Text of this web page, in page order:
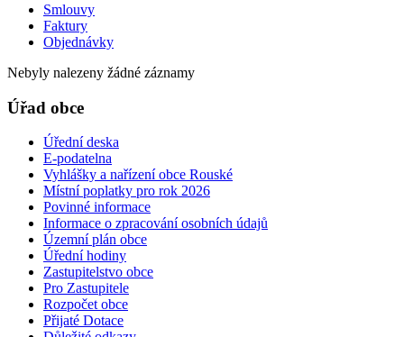
Smlouvy
Faktury
Objednávky
Nebyly nalezeny žádné záznamy
Úřad obce
Úřední deska
E-podatelna
Vyhlášky a nařízení obce Rouské
Místní poplatky pro rok 2026
Povinné informace
Informace o zpracování osobních údajů
Územní plán obce
Úřední hodiny
Zastupitelstvo obce
Pro Zastupitele
Rozpočet obce
Přijaté Dotace